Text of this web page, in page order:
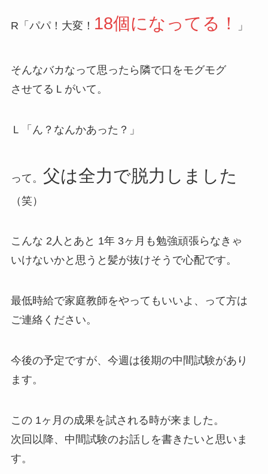
R「パパ！大変！ 18個になってる！ 」
そんなバカなって思ったら隣で口をモグモグ
させてるＬがいて。
Ｌ 「ん？なんかあった？」
って。 父は全力で脱力しました
（笑）
こんな 2人とあと 1年 3ヶ月も勉強頑張らなきゃ
いけないかと思うと髪が抜けそうで心配です。
最低時給で家庭教師をやってもいいよ、って方は
ご連絡ください。
今後の予定ですが、今週は後期の中間試験があり
ます。
この 1ヶ月の成果を試される時が来ました。
次回以降、中間試験のお話しを書きたいと思いま
す。